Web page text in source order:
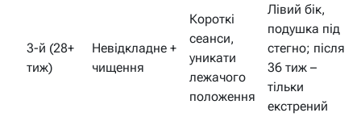
3-й (28+
тиж)
Невідкладне +
чищення
Короткі
сеанси,
уникати
лежачого
положення
Лівий бік,
подушка під
стегно; після
36 тиж –
тільки
екстрений